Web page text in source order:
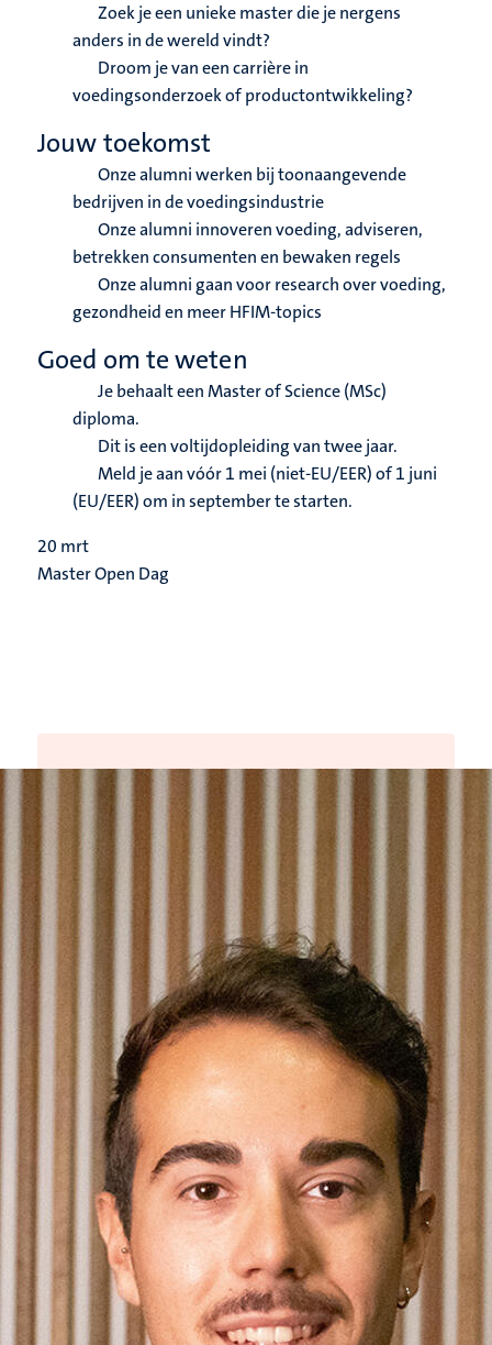
Zoek je een unieke master die je nergens
anders in de wereld vindt?
Droom je van een carrière in
voedingsonderzoek of productontwikkeling?
Jouw toekomst
Onze alumni werken bij toonaangevende
bedrijven in de voedingsindustrie
Onze alumni innoveren voeding, adviseren,
betrekken consumenten en bewaken regels
Onze alumni gaan voor research over voeding,
gezondheid en meer HFIM-topics
Goed om te weten
Je behaalt een Master of Science (MSc)
diploma.
Dit is een voltijdopleiding van twee jaar.
Meld je aan vóór 1 mei (niet-EU/EER) of 1 juni
(EU/EER) om in september te starten.
20 mrt
Master Open Dag